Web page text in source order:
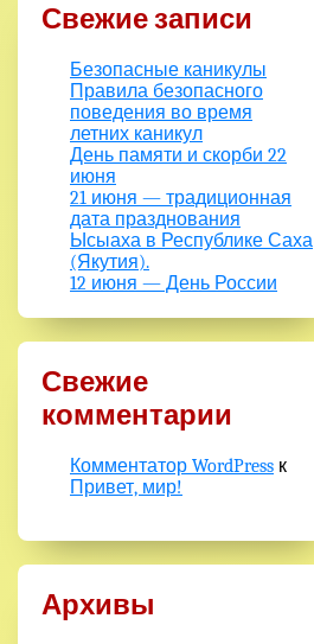
Свежие записи
Безопасные каникулы
Правила безопасного
поведения во время
летних каникул
День памяти и скорби 22
июня
21 июня — традиционная
дата празднования
Ысыаха в Республике Саха
(Якутия).
12 июня — День России
Свежие
комментарии
Комментатор WordPress к
Привет, мир!
Архивы